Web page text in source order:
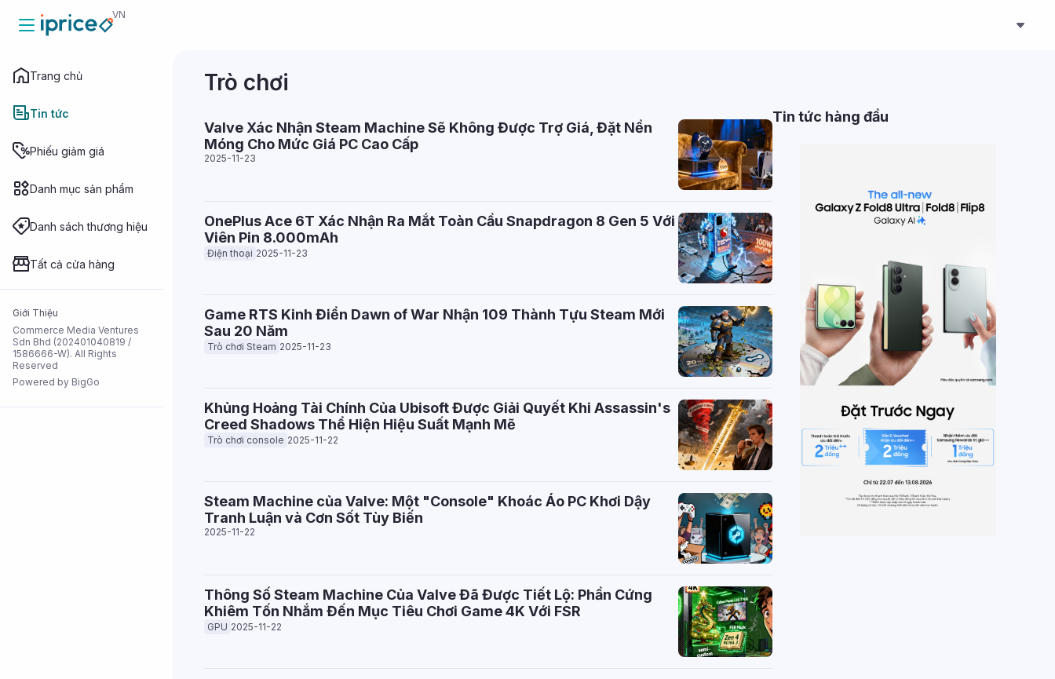
VN
Trang chủ
Tin tức
Phiếu giảm giá
Danh mục sản phẩm
Danh sách thương hiệu
Tất cả cửa hàng
Giới Thiệu
Commerce Media Ventures
Sdn Bhd (202401040819 /
1586666-W). All Rights
Reserved
Powered by BigGo
Tin tức
Phiếu giảm
phẩm
Danh sách
thương hiệu
Tất cả cửa
Trò chơi
Valve Xác Nhận Steam Machine Sẽ Không Được Trợ Giá, Đặt Nền
Móng Cho Mức Giá PC Cao Cấp
2025-11-23
OnePlus Ace 6T Xác Nhận Ra Mắt Toàn Cầu Snapdragon 8 Gen 5 Với
Viên Pin 8.000mAh
Điện thoại 2025-11-23
Game RTS Kinh Điển Dawn of War Nhận 109 Thành Tựu Steam Mới
Sau 20 Năm
Trò chơi Steam 2025-11-23
Khủng Hoảng Tài Chính Của Ubisoft Được Giải Quyết Khi Assassin's
Creed Shadows Thể Hiện Hiệu Suất Mạnh Mẽ
Trò chơi console 2025-11-22
Steam Machine của Valve: Một "Console" Khoác Áo PC Khơi Dậy
Tranh Luận và Cơn Sốt Tùy Biến
2025-11-22
Thông Số Steam Machine Của Valve Đã Được Tiết Lộ: Phần Cứng
Khiêm Tốn Nhắm Đến Mục Tiêu Chơi Game 4K Với FSR
GPU 2025-11-22
Tin tức hàng đầu